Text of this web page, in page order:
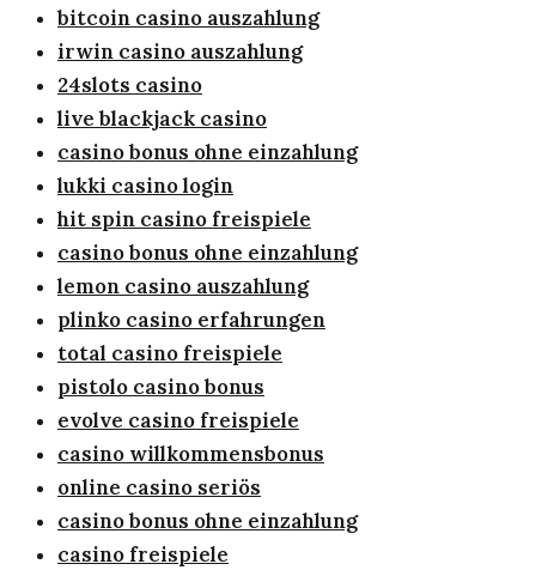
bitcoin casino auszahlung
irwin casino auszahlung
24slots casino
live blackjack casino
casino bonus ohne einzahlung
lukki casino login
hit spin casino freispiele
casino bonus ohne einzahlung
lemon casino auszahlung
plinko casino erfahrungen
total casino freispiele
pistolo casino bonus
evolve casino freispiele
casino willkommensbonus
online casino seriös
casino bonus ohne einzahlung
casino freispiele